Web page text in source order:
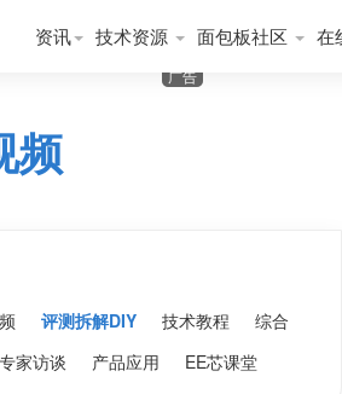
资讯 技术资源 面包板社区 在
频
广告
评测拆解DIY 技术教程
综合
专家访谈 产品应用 EE芯课堂